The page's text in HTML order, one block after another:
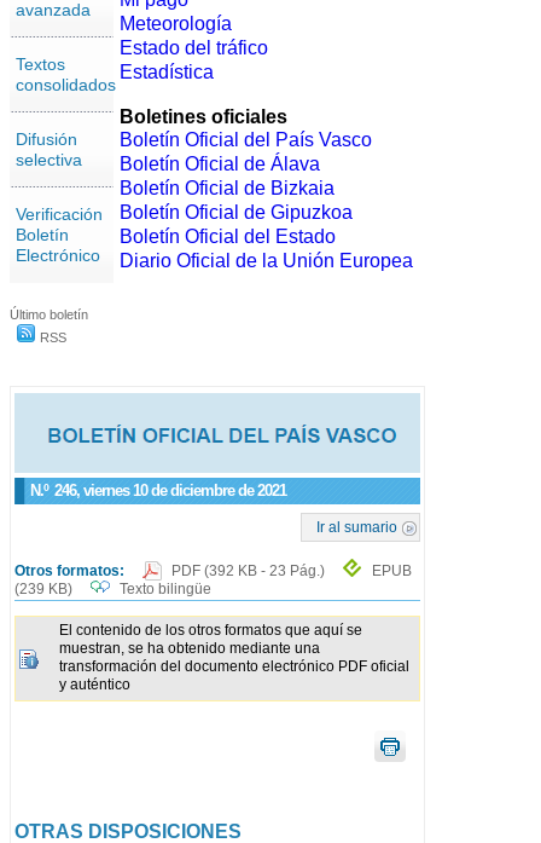
avanzada
Textos
consolidados
Difusión
selectiva
Verificación
Boletín
Electrónico
Último boletín
RSS
N.º 246, viernes 10 de diciembre de 2021
Ir al sumario
Otros formatos: PDF (392 KB - 23 Pág.)
EPUB
(239 KB)
Texto bilingüe
El contenido de los otros formatos que aquí se
muestran, se ha obtenido mediante una
transformación del documento electrónico PDF oficial
y auténtico
OTRAS DISPOSICIONES
Meteorología
Estado del tráfico
Estadística
Boletines oficiales
Boletín Oficial del País Vasco
Boletín Oficial de Álava
Boletín Oficial de Bizkaia
Boletín Oficial de Gipuzkoa
Boletín Oficial del Estado
Diario Oficial de la Unión Europea